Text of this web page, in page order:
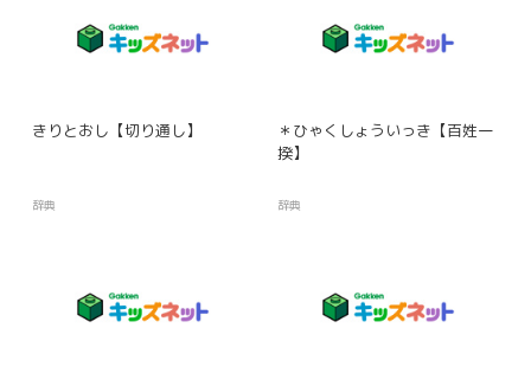
きりとおし【切り通し】
辞典
＊ひゃくしょういっき【百姓一
揆】
辞典